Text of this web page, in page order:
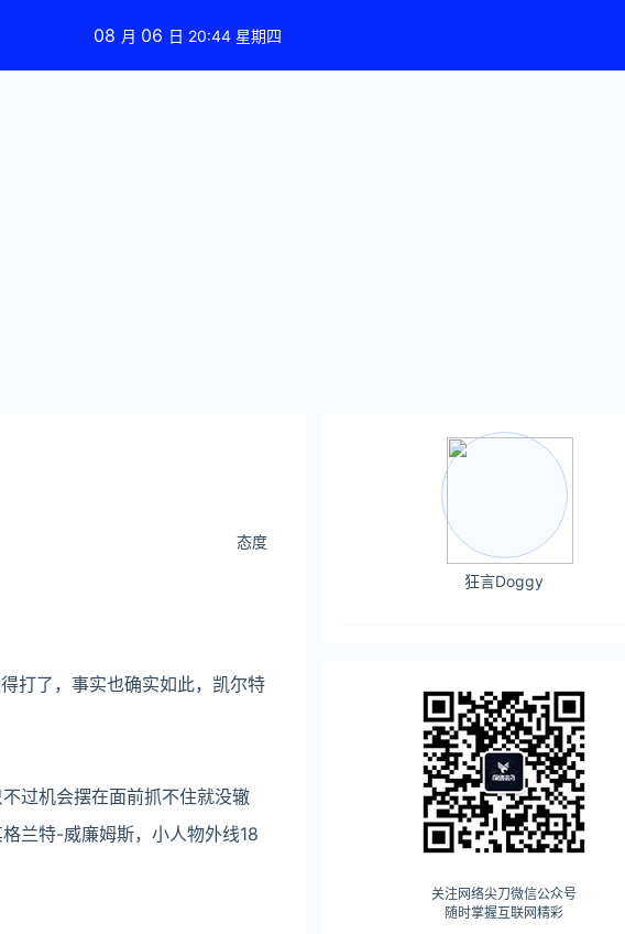
08 月 06 日 20:44 星期四
态度
打了，事实也确实如此，凯尔特
过机会摆在面前抓不住就没辙
兰特-威廉姆斯，小人物外线18
狂言Doggy
关注网络尖刀微信公众号
随时掌握互联网精彩